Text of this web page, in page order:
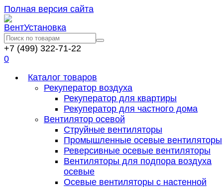
Полная версия сайта
+7 (499) 322-71-22
0
Каталог товаров
Рекуператор воздуха
Рекуператор для квартиры
Рекуператор для частного дома
Вентилятор осевой
Струйные вентиляторы
Промышленные осевые вентиляторы
Реверсивные осевые вентиляторы
Вентиляторы для подпора воздуха
осевые
Осевые вентиляторы с настенной